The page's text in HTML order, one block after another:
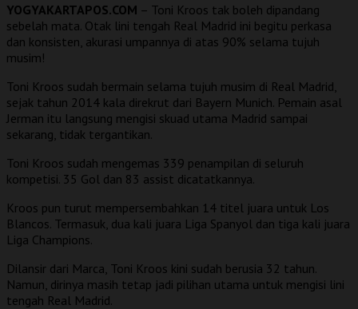
YOGYAKARTAPOS.COM – Toni Kroos tak boleh dipandang
sebelah mata. Otak lini tengah Real Madrid ini begitu perkasa
dan konsisten, akurasi umpannya di atas 90% selama tujuh
musim!
Toni Kroos sudah bermain selama tujuh musim di Real Madrid,
sejak tahun 2014 kala direkrut dari Bayern Munich. Pemain asal
Jerman itu langsung mengisi skuad utama Madrid sampai
sekarang, tidak tergantikan.
Toni Kroos sudah mengemas 339 penampilan di seluruh
kompetisi. 35 Gol dan 83 assist dicatatkannya.
Kroos pun turut mempersembahkan 14 titel juara untuk Los
Blancos. Termasuk, dua kali juara Liga Spanyol dan tiga kali juara
Liga Champions.
Dilansir dari Marca, Toni Kroos kini sudah berusia 32 tahun.
Namun, dirinya masih tetap jadi pilihan utama untuk mengisi lini
tengah Real Madrid.